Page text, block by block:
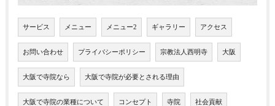
サービス メニュー メニュー2 ギャラリー アクセス
お問い合わせ プライバシーポリシー 宗教法人西明寺 大阪
大阪で寺院なら 大阪で寺院が必要とされる理由
大阪で寺院の業種について コンセプト 寺院 社会貢献